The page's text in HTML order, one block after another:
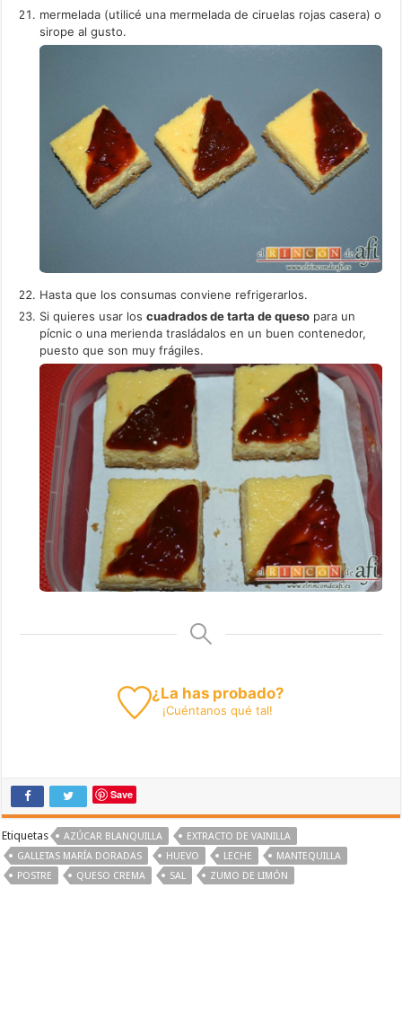
mermelada (utilicé una mermelada de ciruelas rojas casera) o
sirope al gusto.
Hasta que los consumas conviene refrigerarlos.
Si quieres usar loscuadrados de tarta de queso para un
pícnic o una merienda trasládalos en un buen contenedor,
puesto que son muy frágiles.
¿La has probado?
¡Cuéntanos qué tal!
Save
Etiquetas AZÚCAR BLANQUILLA
EXTRACTO DE VAINILLA
GALLETAS MARÍA DORADAS
HUEVO LECHE
MANTEQUILLA
POSTRE
QUESO CREMA SAL ZUMO DE LIMÓN